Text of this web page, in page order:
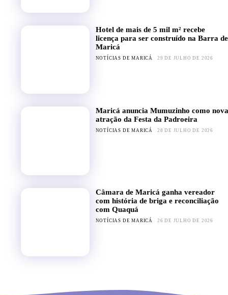
Hotel de mais de 5 mil m² recebe
licença para ser construído na Barra de
Maricá
NOTÍCIAS DE MARICÁ 29 DE JULHO DE 2026
Maricá anuncia Mumuzinho como nova
atração da Festa da Padroeira
NOTÍCIAS DE MARICÁ 28 DE JULHO DE 2026
Câmara de Maricá ganha vereador
com história de briga e reconciliação
com Quaquá
NOTÍCIAS DE MARICÁ 26 DE JULHO DE 2026